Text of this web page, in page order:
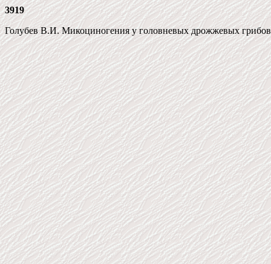
3919
Голубев В.И. Микоциногения у головневых дрожжевых